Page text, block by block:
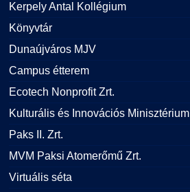
Kerpely Antal Kollégium
Könyvtár
Dunaújváros MJV
Campus étterem
Ecotech Nonprofit Zrt.
Kulturális és Innovációs Minisztérium
Paks II. Zrt.
MVM Paksi Atomerőmű Zrt.
Virtuális séta